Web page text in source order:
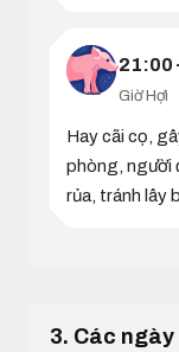
21:00
Giờ Hợi
Hay cãi cọ,
phòng, người
rủa, tránh lây
3. Các